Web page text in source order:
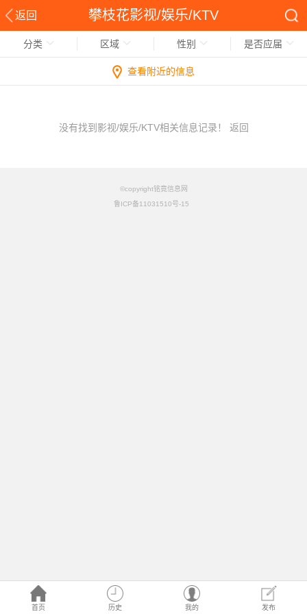
返回 攀枝花影视/娱乐/KTV
首页 历史 我的 发布
分类 区域 性别 是否应届
查看附近的信息
没有找到影视/娱乐/KTV相关信息记录！ 返回
©copyright铭竟信息网
鲁ICP备11031510号-15